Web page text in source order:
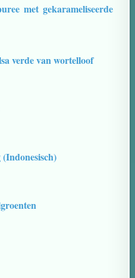
met gekarameliseerde
verde van wortelloof